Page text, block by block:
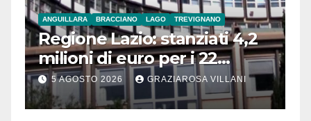
ANGUILLARA BRACCIANO LAGO TREVIGNANO
Regione Lazio: stanziati 4,2
milioni di euro per i 22
Comuni dell’Etruria
Meridionale
5 AGOSTO 2026 GRAZIAROSA VILLANI